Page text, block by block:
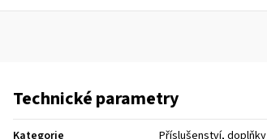
Technické parametry
Kategorie Příslušenství, doplňky